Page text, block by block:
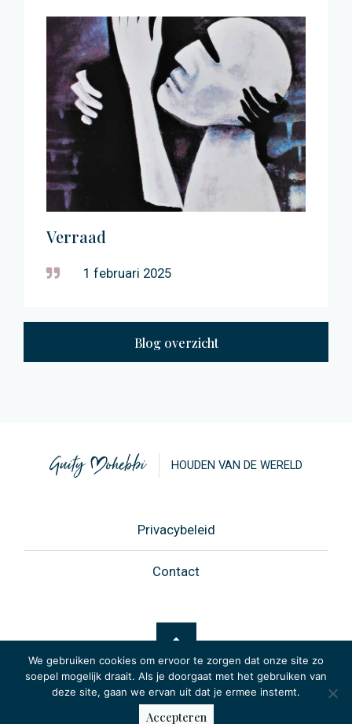
Verraad
1 februari 2025
Blog overzicht
HOUDEN VAN DE WERELD
Privacybeleid
Contact
© 2026 -Website: Netsquare
We gebruiken cookies om ervoor te zorgen dat onze site zo
soepel mogelijk draait. Als je doorgaat met het gebruiken van
deze site, gaan we ervan uit dat je ermee instemt.
Accepteren